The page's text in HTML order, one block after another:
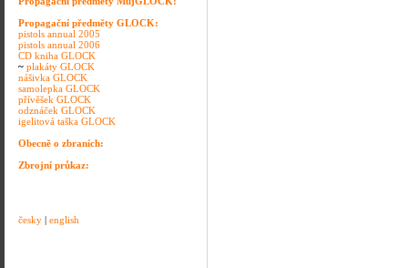
Propagační předměty GLOCK:
pistols annual 2005
pistols annual 2006
CD kniha GLOCK
~ plakáty GLOCK
nášivka GLOCK
samolepka GLOCK
přívěšek GLOCK
odznáček GLOCK
igelitová taška GLOCK
Obecně o zbraních:
Zbrojní průkaz:
česky | english